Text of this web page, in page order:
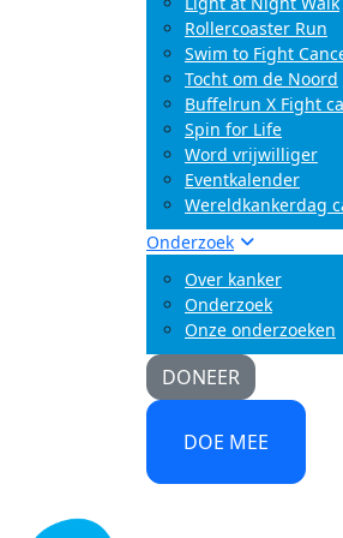
Rollercoaster Run
Swim to Fight
Tocht om de Noord
Buffelrun X Fight
Spin for Life
Word vrijwilliger
Eventkalender
Wereldkankerdag
Onderzoek
Over kanker
Onderzoek
Onze onderzoeken
DONEER
DOE MEE